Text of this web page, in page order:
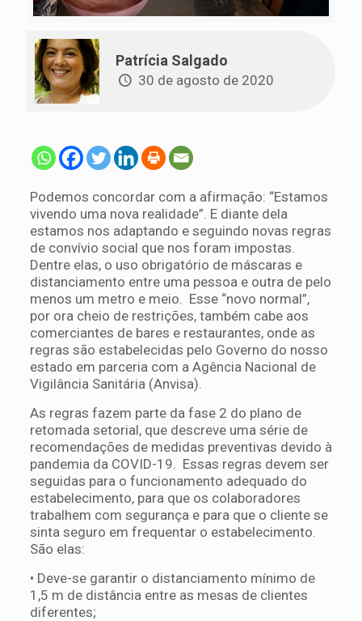
Patrícia Salgado
30 de agosto de 2020
Podemos concordar com a afirmação: “Estamos
vivendo uma nova realidade”. E diante dela
estamos nos adaptando e seguindo novas regras
de convívio social que nos foram impostas.
Dentre elas, o uso obrigatório de máscaras e
distanciamento entre uma pessoa e outra de pelo
menos um metro e meio. Esse “novo normal”,
por ora cheio de restrições, também cabe aos
comerciantes de bares e restaurantes, onde as
regras são estabelecidas pelo Governo do nosso
estado em parceria com a Agência Nacional de
Vigilância Sanitária (Anvisa).
As regras fazem parte da fase 2 do plano de
retomada setorial, que descreve uma série de
recomendações de medidas preventivas devido à
pandemia da COVID-19. Essas regras devem ser
seguidas para o funcionamento adequado do
estabelecimento, para que os colaboradores
trabalhem com segurança e para que o cliente se
sinta seguro em frequentar o estabelecimento.
São elas:
• Deve-se garantir o distanciamento mínimo de
1,5 m de distância entre as mesas de clientes
diferentes;